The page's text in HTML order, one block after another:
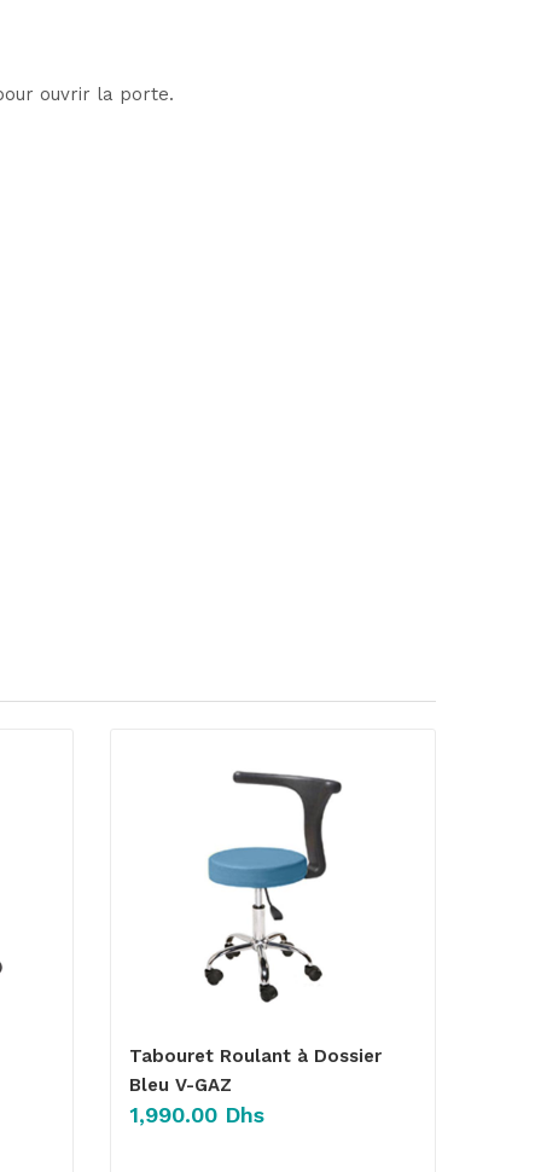
ouvrir la porte.
Tabouret Roulant à Dossier
Bleu V-GAZ
1,990.00 Dhs